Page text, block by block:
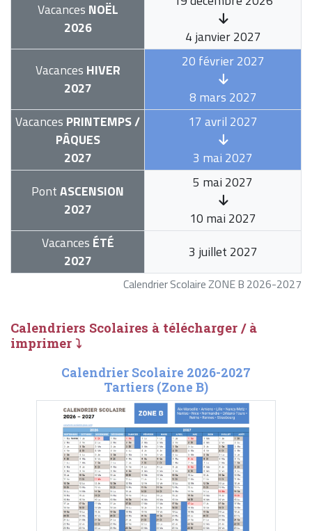
Calendrier Scolaire ZONE B 2026-2027
Vacances NOËL
2026
4 janvier 2027
Vacances HIVER
2027
20 février 2027
8 mars 2027
Vacances PRINTEMPS /
PÂQUES
2027
17 avril 2027
3 mai 2027
PontASCENSION
2027
5 mai 2027
10 mai 2027
Vacances ÉTÉ
2027
3 juillet 2027
Calendriers Scolaires à télécharger / à
imprimer ⤵
Calendrier Scolaire 2026-2027
Tartiers (Zone B)